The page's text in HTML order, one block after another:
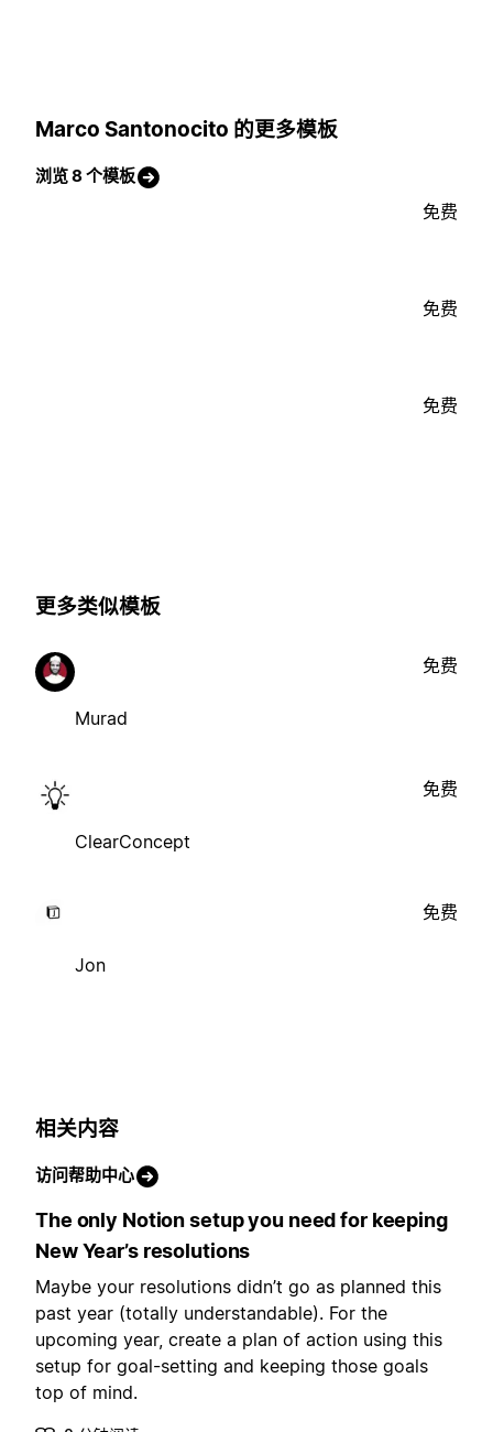
Marco Santonocito 的更多模板
浏览 8 个模板
免费
免费
免费
更多类似模板
Murad
免费
ClearConcept
免费
Jon
免费
相关内容
访问帮助中心
The only Notion setup you need for keeping
New Year’s resolutions
Maybe your resolutions didn’t go as planned this
past year (totally understandable). For the
upcoming year, create a plan of action using this
setup for goal-setting and keeping those goals
top of mind.